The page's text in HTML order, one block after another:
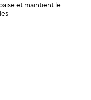
et maintient le